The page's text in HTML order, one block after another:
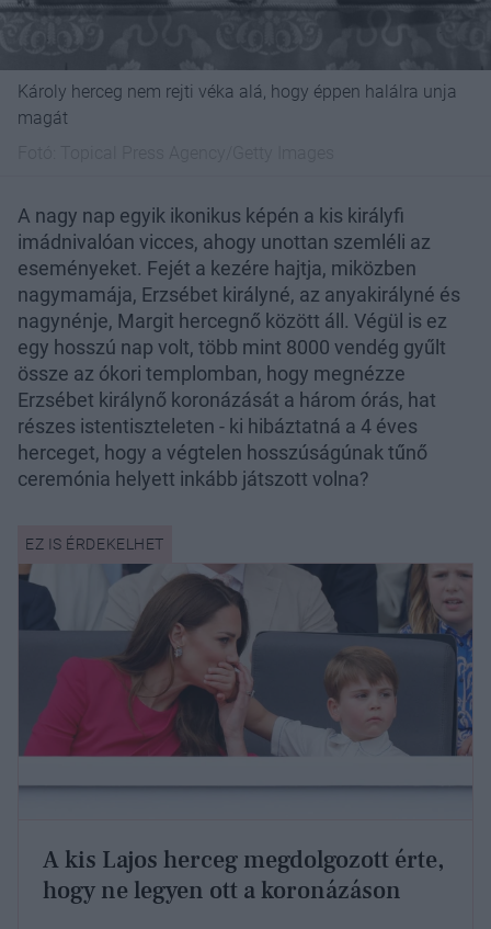
Károly herceg nem rejti véka alá, hogy éppen halálra unja
magát
A nagy nap egyik ikonikus képén a kis királyfi
imádnivalóan vicces, ahogy unottan szemléli az
eseményeket. Fejét a kezére hajtja, miközben
nagymamája, Erzsébet királyné, az anyakirályné és
nagynénje, Margit hercegnő között áll. Végül is ez
egy hosszú nap volt, több mint 8000 vendég gyűlt
össze az ókori templomban, hogy megnézze
Erzsébet királynő koronázását a három órás, hat
részes istentiszteleten - ki hibáztatná a 4 éves
herceget, hogy a végtelen hosszúságúnak tűnő
ceremónia helyett inkább játszott volna?
A kis Lajos herceg megdolgozott érte,
hogy ne legyen ott a koronázáson